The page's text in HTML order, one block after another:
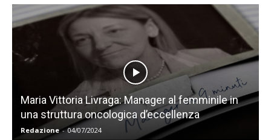
Maria Vittoria Livraga: Manager al femminile in
una struttura oncologica d’eccellenza
Redazione - 04/07/2024